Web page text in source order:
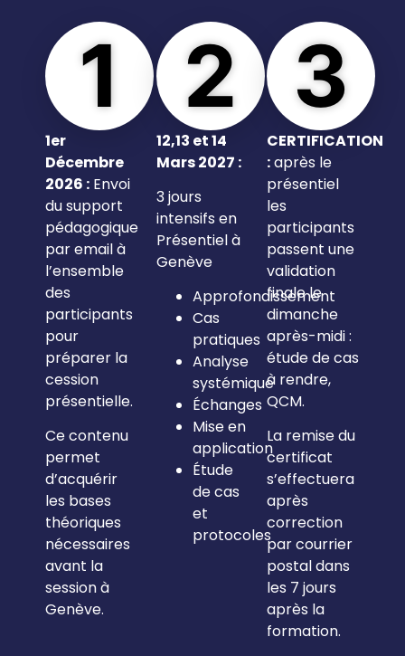
1
1er
Décembre
2026 : Envoi
du support
pédagogique
par email à
l’ensemble
des
participants
pour
préparer la
cession
présentielle.
Ce contenu
permet
d’acquérir
les bases
théoriques
nécessaires
avant la
session à
Genève.
2
12,13 et 14
Mars 2027 :
3 jours
intensifs en
Présentiel à
Genève
Approfondissement
Cas
pratiques
Analyse
systémique
Échanges
Mise en
application
Étude
de cas
et
protocoles
3
CERTIFICATION
:après le
présentiel
les
participants
passent une
validation
finale le
dimanche
après-midi :
étude de cas
à rendre,
QCM.
La remise du
certificat
s’effectuera
après
correction
par courrier
postal dans
les 7 jours
après la
formation.